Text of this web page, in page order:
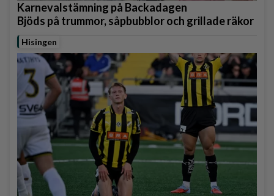
Karnevalstämning på Backadagen
Bjöds på trummor, såpbubblor och grillade räkor
Hisingen